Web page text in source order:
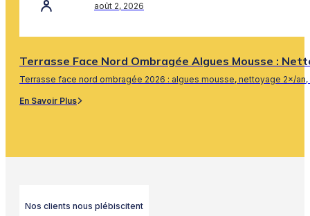
août 2, 2026
Terrasse Face Nord Ombragée Algues Mousse :
Terrasse face nord ombragée 2026 : algues mousse, nettoyage 2×/
En Savoir Plus
Nos clients nous plébiscitent